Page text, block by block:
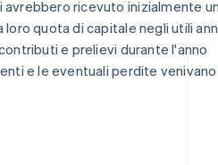
avrebbero ricevuto inizialmente
loro quota di capitale negli utili
e prelievi durante l'anno
e le eventuali perdite